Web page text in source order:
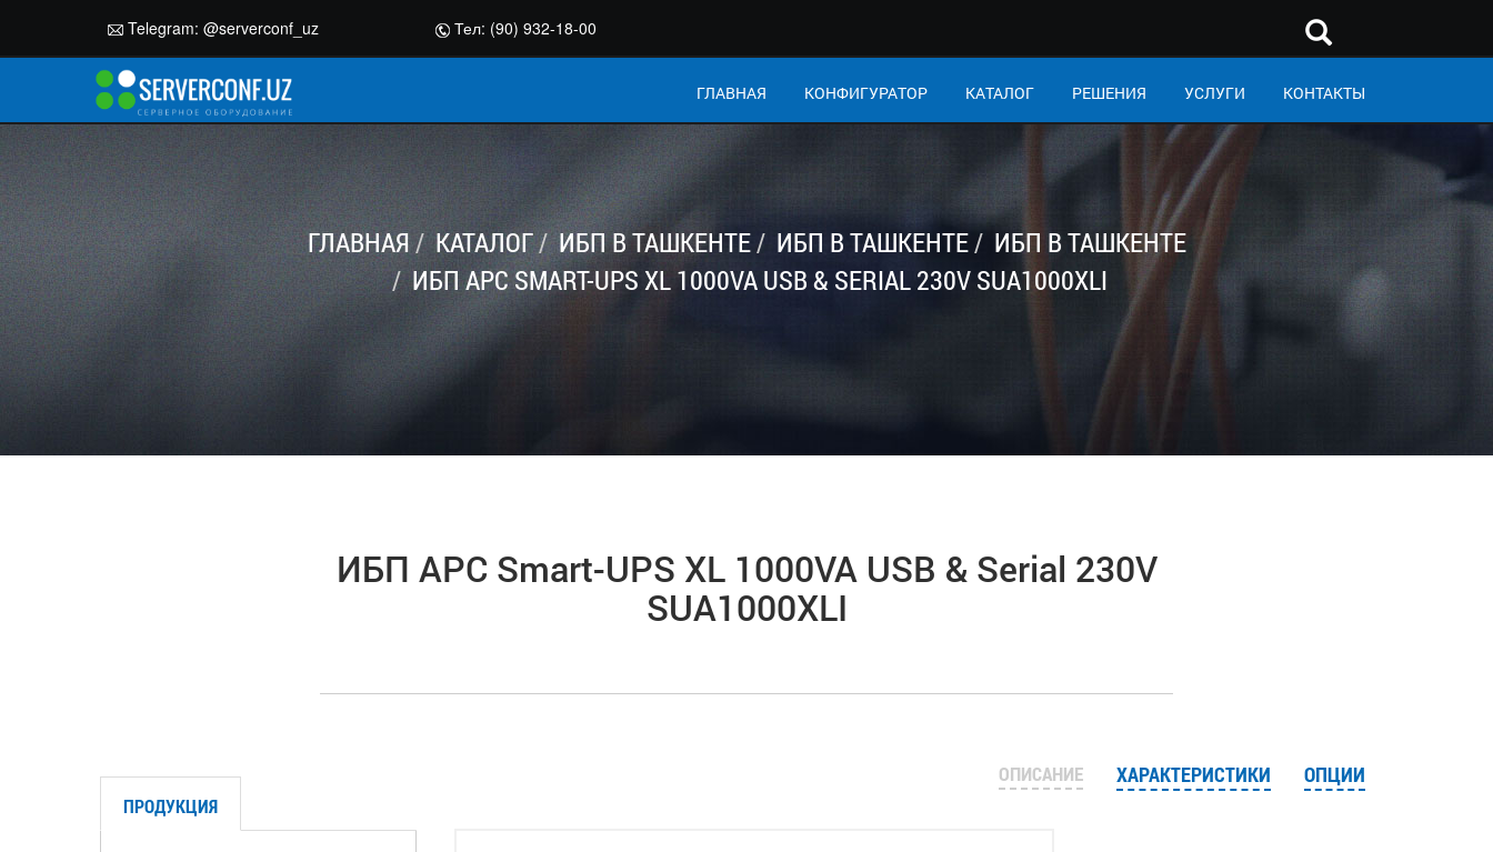
Telegram: @serverconf_uz Тел: (90) 932-18-00
ГЛАВНАЯ КОНФИГУРАТОР КАТАЛОГ РЕШЕНИЯ УСЛУГИ КОНТАКТЫ
ГЛАВНАЯ КАТАЛОГ ИБП В ТАШКЕНТЕ ИБП В ТАШКЕНТЕ
ИБП В ТАШКЕНТЕ
ИБП APC SMART-UPS XL 1000VA USB & SERIAL 230V SUA1000XLI
ИБП APC Smart-UPS XL 1000VA USB & Serial 230V
SUA1000XLI
ПРОДУКЦИЯ
ОПИСАНИЕ ХАРАКТЕРИСТИКИ ОПЦИИ